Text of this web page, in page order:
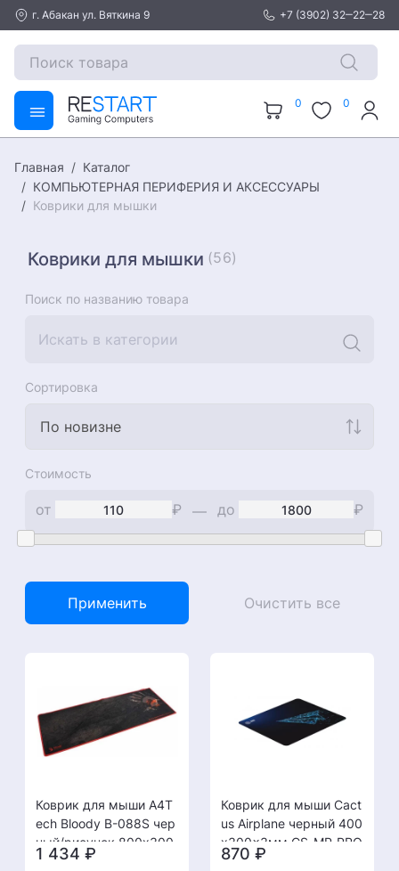
г. Абакан ул. Вяткина 9 +7 (3902) 32‒22‒28
0 0
Главная
Каталог
КОМПЬЮТЕРНАЯ ПЕРИФЕРИЯ И АКСЕССУАРЫ
Коврики для мышки
Коврики для мышки (56)
Поиск по названию товара
Стоимость
от ₽ — до ₽
Сортировка
По новизне
Применить Очистить все
Коврик для мыши A4T
ech Bloody B-088S чер
ный/рисунок 800x300
x2мм [13.12]
1 434 ₽
Коврик для мыши Cact
us Airplane черный 400
x300x3мм CS-MP-PRO
03XL [13.12]
870 ₽